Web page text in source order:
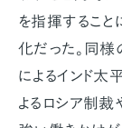
を指揮するこ
化だった。同様
によるインド太
よるロシア制